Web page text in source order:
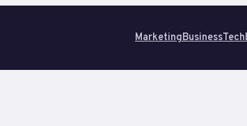
MarketingBusinessTech